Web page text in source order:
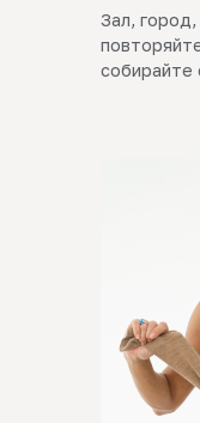
Зал,
собирайте